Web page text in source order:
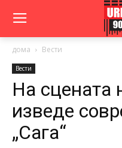
дома Вести
Вести
На сцената
изведе
„Сага“